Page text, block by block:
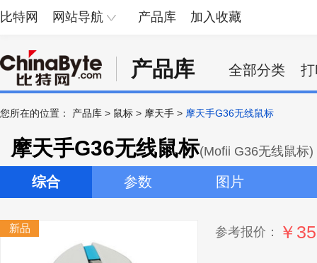
比特网 网站导航 产品库 加入收藏
产品库 全部分类
您所在的位置： 产品库 > 鼠标 > 摩天手 > 摩天手G36无线鼠标
摩天手G36无线鼠标(Mofii G36无线鼠标)
综合 参数 图片
新品 参考报价： ￥35